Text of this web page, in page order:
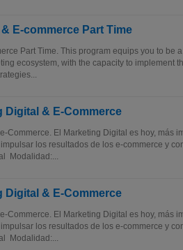
E-commerce Part Time
Part Time. This program equips you to be
ecosystem, with the capacity to implement
Digital & E-Commerce
Commerce. El Marketing Digital es hoy, más
los resultados de los e-commerce y
Modalidad:...
Digital & E-Commerce
Commerce. El Marketing Digital es hoy, más
los resultados de los e-commerce y
Modalidad:...